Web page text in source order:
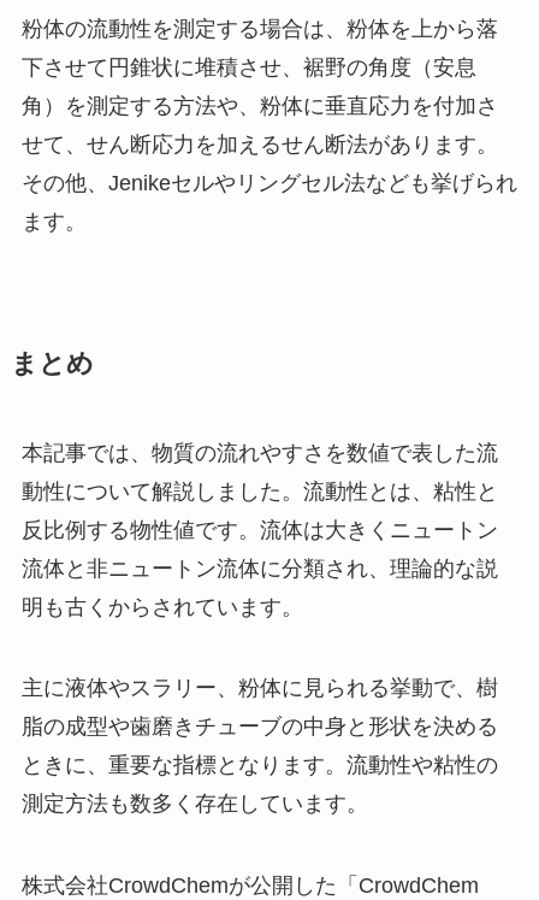
粉体の流動性を測定する場合は、粉体を上から落
下させて円錐状に堆積させ、裾野の角度（安息
角）を測定する方法や、粉体に垂直応力を付加さ
せて、せん断応力を加えるせん断法があります。
その他、Jenikeセルやリングセル法なども挙げられ
ます。
まとめ
本記事では、物質の流れやすさを数値で表した流
動性について解説しました。流動性とは、粘性と
反比例する物性値です。流体は大きくニュートン
流体と非ニュートン流体に分類され、理論的な説
明も古くからされています。
主に液体やスラリー、粉体に見られる挙動で、樹
脂の成型や歯磨きチューブの中身と形状を決める
ときに、重要な指標となります。流動性や粘性の
測定方法も数多く存在しています。
株式会社CrowdChemが公開した「CrowdChem